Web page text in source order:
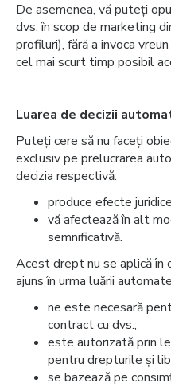
De asemenea, vă puteți
dvs. în scop de marketing
profiluri), fără a invoca
cel mai scurt timp posibil
Luarea de decizii
Puteți cere să nu faceți
exclusiv pe prelucrarea
decizia respectivă:
produce efecte
vă afectează în alt
semnificativă.
Acest drept nu se aplică în
ajuns în urma luării
ne este necesară
contract cu dvs.;
este autorizată prin
pentru drepturile și
se bazează pe